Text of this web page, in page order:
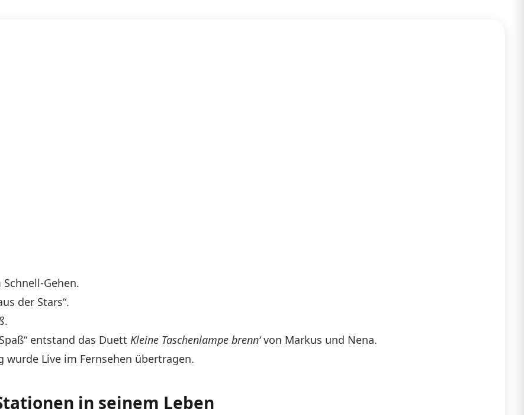
Gehen.
der Stars“.
.
entstand das Duett Kleine Taschenlampe brenn‘von Markus und Nena.
wurde Live im Fernsehen übertragen.
in seinem Leben